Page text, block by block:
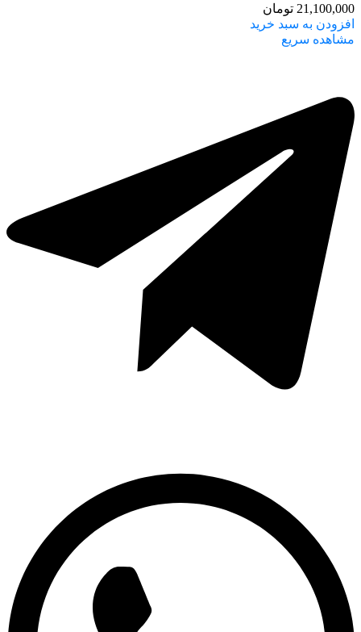
21,100,000 تومان
افزودن به سبد خرید
مشاهده سریع